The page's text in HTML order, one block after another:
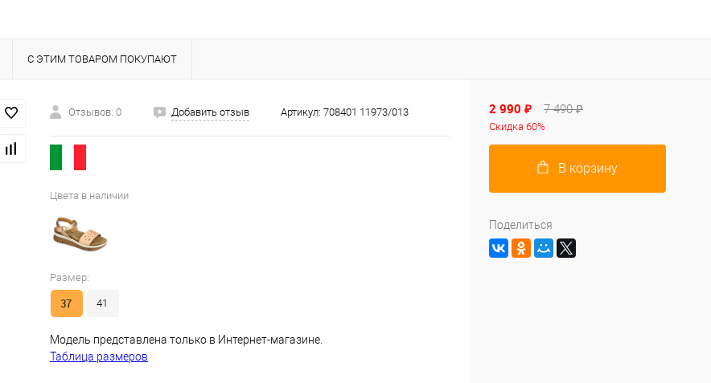
С ЭТИМ ТОВАРОМ ПОКУПАЮТ
Отзывов: 0 Добавить отзыв Артикул: 708401 11973/013
Цвета в наличии
Размер:
37 41
Модель представлена только в Интернет-магазине.
Таблица размеров
2 990 ₽ 7 490 ₽
Скидка 60%
В корзину
Поделиться